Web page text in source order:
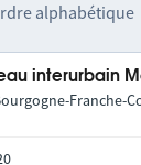
alphabétique
interurbain
Franche-